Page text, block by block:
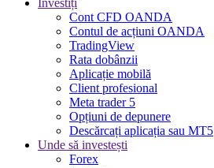
Cont CFD OANDA
Contul de acțiuni OANDA
TradingView
Rata dobânzii
Aplicație mobilă
Client profesional
Meta trader 5
Opțiuni de depunere
Descărcați aplicația sau MT5
Unde să investești
Forex